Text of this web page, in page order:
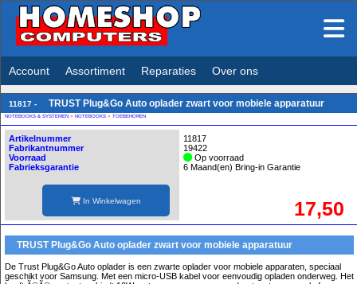
Account Assortiment Reparaties Over ons
11817 - TRUST Plug&Go Auto oplader zwart voor mobiele apparatuur
NOTEBOOKS & SYSTEMEN > NOTEBOOKS > TOEBEHOREN
Artikelnummer
Fabrikantnummer
Voorraad
Fabrieksgarantie
In Winkelwagen
11817
19422
Op voorraad
6 Maand(en) Bring-in Garantie
17,50
TRUST Plug&Go Auto oplader zwart voor mobiele apparatuur
De Trust Plug&Go Auto oplader is een zwarte oplader voor mobiele apparaten, speciaal
geschikt voor Samsung. Met een micro-USB kabel voor eenvoudig opladen onderweg. Het